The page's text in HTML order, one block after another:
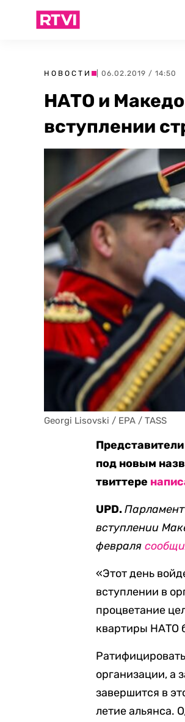
НОВОСТИ | 06.02.2019 / 14:50
НАТО и
вступлении
Georgi Lisovski / EPA / TASS
под новым
твиттере
UPD.
вступлении
февраля
«Этот день
вступлении в
процветание
квартиры НАТО
организации, а
завершится в
летие альянса.